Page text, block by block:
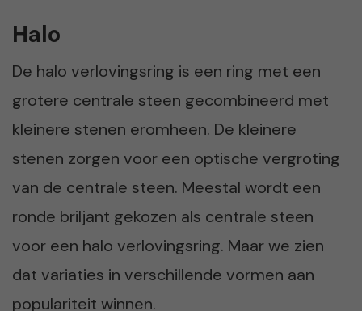
Halo
De halo verlovingsring is een ring met een
grotere centrale steen gecombineerd met
kleinere stenen eromheen. De kleinere
stenen zorgen voor een optische vergroting
van de centrale steen. Meestal wordt een
ronde briljant gekozen als centrale steen
voor een halo verlovingsring. Maar we zien
dat variaties in verschillende vormen aan
populariteit winnen.